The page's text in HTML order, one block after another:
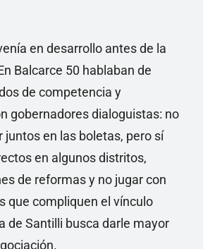
en desarrollo antes de la
Balcarce 50 hablaban de
de competencia y
gobernadores dialoguistas: no
juntos en las boletas, pero sí
en algunos distritos,
de reformas y no jugar con
que compliquen el vínculo
de Santilli busca darle mayor